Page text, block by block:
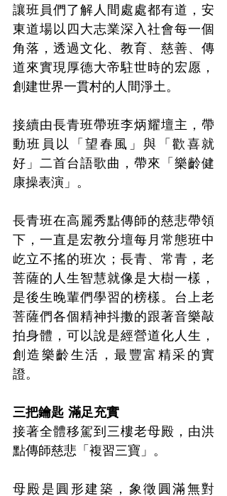
讓班員們了解人間處處都有道，安
東道場以四大志業深入社會每一個
角落，透過文化、教育、慈善、傳
道來實現厚德大帝駐世時的宏愿，
創建世界一貫村的人間淨土。
接續由長青班帶班李炳耀壇主，帶
動班員以「望春風」與「歡喜就
好」二首台語歌曲，帶來「樂齡健
康操表演」。
長青班在高麗秀點傳師的慈悲帶領
下，一直是宏教分壇每月常態班中
屹立不搖的班次；長青、常青，老
菩薩的人生智慧就像是大樹一樣，
是後生晚輩們學習的榜樣。台上老
菩薩們各個精神抖擻的跟著音樂敲
拍身體，可以說是經營道化人生，
創造樂齡生活，最豐富精采的實
證。
三把鑰匙 滿足充實
接著全體移駕到三樓老母殿，由洪
點傳師慈悲「複習三寶」。
母殿是圓形建築，象徵圓滿無對